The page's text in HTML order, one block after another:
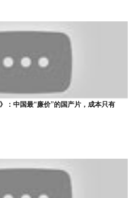
：中国最“廉价”的国产片，成本只有